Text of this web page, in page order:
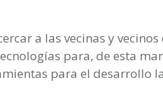
a las vecinas y
para, de esta
para el desarrollo